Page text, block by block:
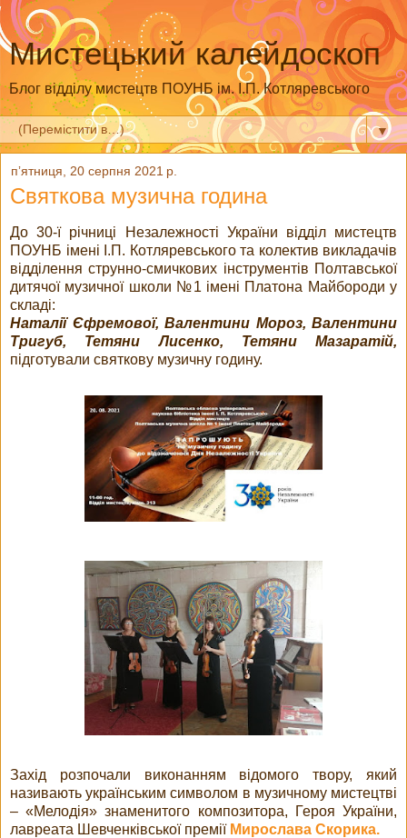
Мистецький калейдоскоп
Блог відділу мистецтв ПОУНБ ім. І.П. Котляревського
▼
пʼятниця, 20 серпня 2021 р.
Святкова музична година
До 30-ї річниці Незалежності України відділ мистецтв
ПОУНБ імені І.П. Котляревського та колектив викладачів
відділення струнно-смичкових інструментів Полтавської
дитячої музичної школи №1 імені Платона Майбороди у
складі:
Наталії Єфремової, Валентини Мороз, Валентини
Тригуб, Тетяни Лисенко, Тетяни Мазаратій,
підготували святкову музичну годину.
Захід розпочали виконанням відомого твору, який
називають українським символом в музичному мистецтві
– «Мелодія» знаменитого композитора, Героя України,
лавреата Шевченківської премії Мирослава Скорика.